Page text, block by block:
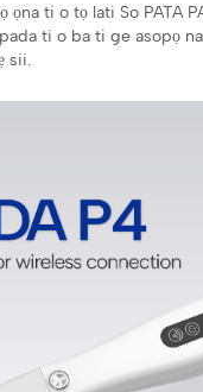
ọna ti o tọ lati So PATA
ti o ba ti ge asopọ
sii.